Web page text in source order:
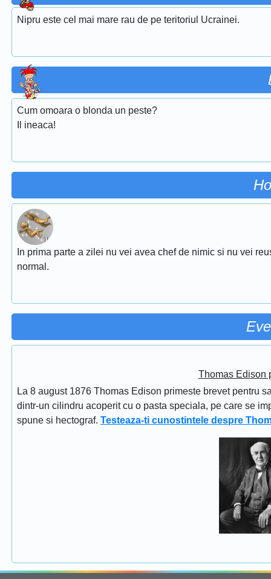
Nipru este cel mai mare rau de pe teritoriul Ucrainei.
Cum omoara o blonda un peste?
Il ineaca!
In prima parte a zilei nu vei avea chef de nimic si nu vei
normal.
Thomas Edison
La 8 august 1876 Thomas Edison primeste brevet pentru
dintr-un cilindru acoperit cu o pasta speciala, pe care se
spune si hectograf. Testeaza-ti cunostintele despre